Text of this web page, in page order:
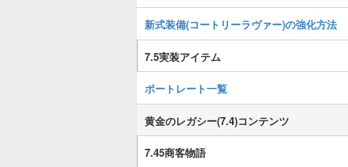
新式装備(コートリーラヴァー)の強化方法
7.5実装アイテム
ポートレート一覧
黄金のレガシー(7.4)コンテンツ
7.45商客物語